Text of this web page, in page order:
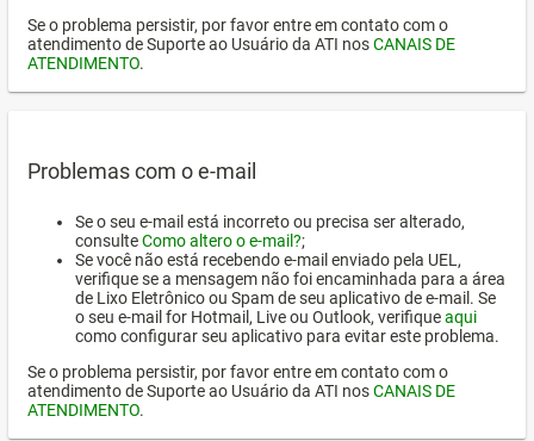
Se o problema persistir, por favor entre em contato com o
atendimento de Suporte ao Usuário da ATI nosCANAIS DE
ATENDIMENTO.
Problemas com o e-mail
Se o seu e-mail está incorreto ou precisa ser alterado,
consulteComo altero o e-mail?;
Se você não está recebendo e-mail enviado pela UEL,
verifique se a mensagem não foi encaminhada para a área
de Lixo Eletrônico ou Spam de seu aplicativo de e-mail. Se
o seu e-mail for Hotmail, Live ou Outlook, verifiqueaqui
como configurar seu aplicativo para evitar este problema.
Se o problema persistir, por favor entre em contato com o
atendimento de Suporte ao Usuário da ATI nosCANAIS DE
ATENDIMENTO.